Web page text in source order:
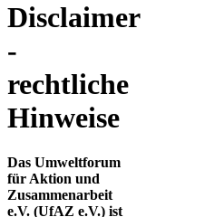
Disclaimer
-
rechtliche
Hinweise
Das Umweltforum
für Aktion und
Zusammenarbeit
e.V. (UfAZ e.V.) ist